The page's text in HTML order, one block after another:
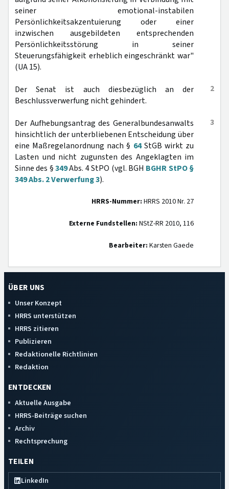
seiner emotional-instabilen
Persönlichkeitsakzentuierung oder einer
inzwischen ausgebildeten entsprechenden
Persönlichkeitsstörung in seiner
Steuerungsfähigkeit erheblich eingeschränkt war"
(UA 15).
2
Der Senat ist auch diesbezüglich an der
Beschlussverwerfung nicht gehindert.
3
Der Aufhebungsantrag des Generalbundesanwalts
hinsichtlich der unterbliebenen Entscheidung über
eine Maßregelanordnung nach § 64StGB wirkt zu
Lasten und nicht zugunsten des Angeklagten im
Sinne des §349Abs. 4 StPO (vgl. BGH BGHR StPO §
349 Abs. 2 Verwerfung 3).
HRRS-Nummer: HRRS 2010 Nr. 27
Externe Fundstellen: NStZ-RR 2010, 116
Bearbeiter: Karsten Gaede
ÜBER UNS
Unser Konzept
HRRS unterstützen
HRRS zitieren
Publizieren
Redaktionelle Richtlinien
Redaktion
ENTDECKEN
Aktuelle Ausgabe
HRRS-Beiträge suchen
Archiv
Rechtsprechung
TEILEN
LinkedIn